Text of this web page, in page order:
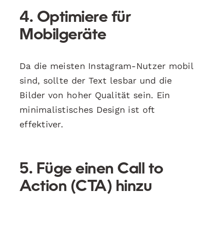
4. Optimiere für
Mobilgeräte
Da die meisten Instagram-Nutzer mobil
sind, sollte der Text lesbar und die
Bilder von hoher Qualität sein. Ein
minimalistisches Design ist oft
effektiver.
5. Füge einen Call to
Action (CTA) hinzu